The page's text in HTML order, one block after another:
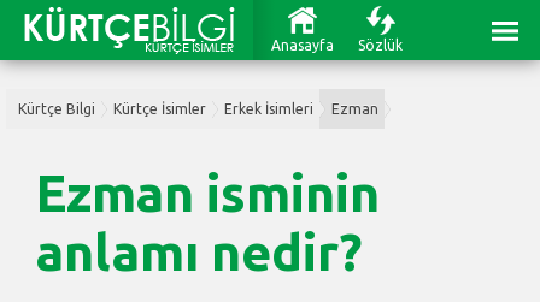
Anasayfa Sözlük
Kürtçe Bilgi Kürtçe İsimler Erkek İsimleri Ezman
Ezman isminin
anlamı nedir?